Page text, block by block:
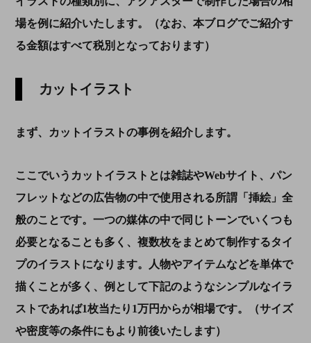
場を例に紹介いたします。（なお、本ブログでご紹介す
る金額はすべて税別となっております）
カットイラスト
まず、カットイラストの事例を紹介します。
ここでいうカットイラストとは雑誌やWebサイト、パン
フレットなどの広告物の中で使用される所謂「挿絵」全
般のことです。一つの媒体の中で同じトーンでいくつも
必要となることも多く、複数枚をまとめて制作するタイ
プのイラストになります。人物やアイテムなどを単体で
描くことが多く、例として下記のようなシンプルなイラ
ストであれば1枚当たり 1万円からが相場です。（サイズ
や密度等の条件にもより前後いたします）